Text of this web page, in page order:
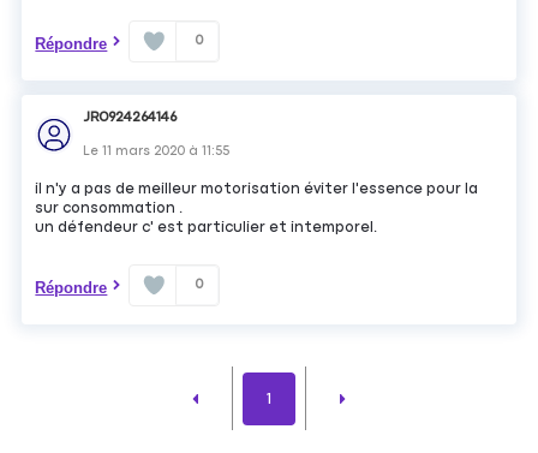
Répondre 0
JR0924264146
Le11 mars 2020 à11:55
il n'y a pas de meilleur motorisation éviter l'essence pour la
sur consommation .
un défendeur c' est particulier et intemporel.
Répondre 0
1